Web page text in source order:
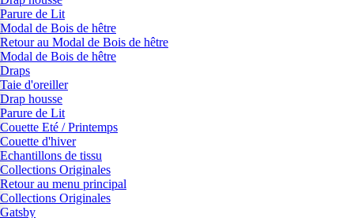
Parure de Lit
Modal de Bois de hêtre
Retour au Modal de Bois de hêtre
Modal de Bois de hêtre
Draps
Taie d'oreiller
Drap housse
Parure de Lit
Couette Eté / Printemps
Couette d'hiver
Echantillons de tissu
Collections Originales
Retour au menu principal
Collections Originales
Gatsby